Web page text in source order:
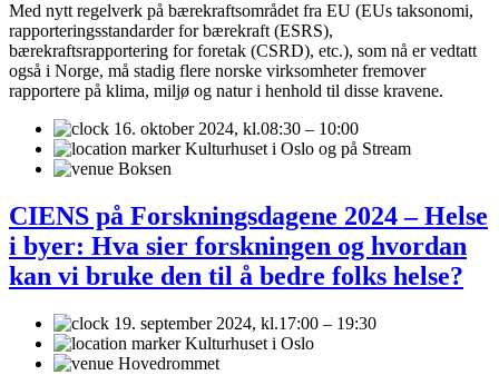
Med nytt regelverk på bærekraftsområdet fra EU (EUs taksonomi,
rapporteringsstandarder for bærekraft (ESRS),
bærekraftsrapportering for foretak (CSRD), etc.), som nå er vedtatt
også i Norge, må stadig flere norske virksomheter fremover
rapportere på klima, miljø og natur i henhold til disse kravene.
16. oktober 2024, kl.08:30 – 10:00
Kulturhuset i Oslo og på Stream
Boksen
CIENS på Forskningsdagene 2024 – Helse
i byer: Hva sier forskningen og hvordan
kan vi bruke den til å bedre folks helse?
19. september 2024, kl.17:00 – 19:30
Kulturhuset i Oslo
Hovedrommet